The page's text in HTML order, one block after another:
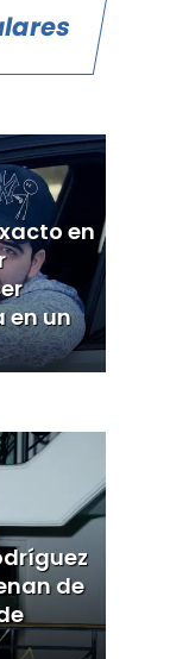
en
en un
de